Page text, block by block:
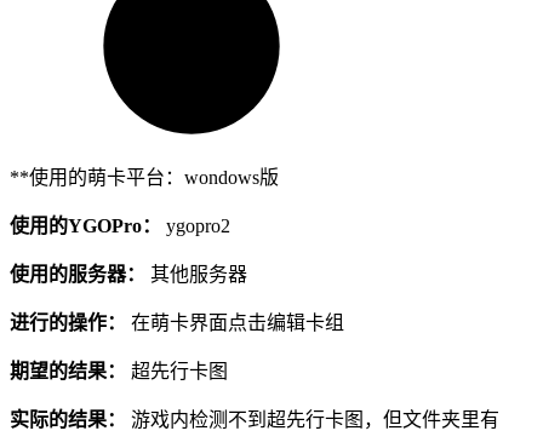
**使用的萌卡平台：wondows版
使用的YGOPro： ygopro2
使用的服务器： 其他服务器
进行的操作： 在萌卡界面点击编辑卡组
期望的结果： 超先行卡图
实际的结果： 游戏内检测不到超先行卡图，但文件夹里有